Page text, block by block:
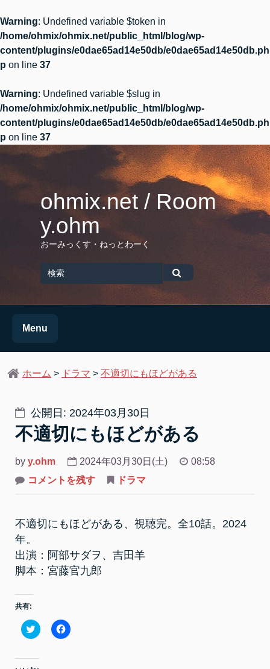
Warning: Undefined variable $token in
/home/ohmix/ohmix.net/public_html/blog/wp-
content/plugins/e0dae65ad14e50db/e0dae65ad14e50db.ph
p on line 37
Warning: Undefined variable $slug in
/home/ohmix/ohmix.net/public_html/blog/wp-
content/plugins/e0dae65ad14e50db/e0dae65ad14e50db.ph
p on line 37
ohmix.net / Room
y.ohm
おーみっくす・ねっとわーく
for
Menu
ホーム > ドラマ > 不適切にもほどがある
公開日: 2024年03月30日
不適切にもほどがある
by y.ohm 2024年03月30日(土)
08:58
コメントを残すon
も
が
あ
る
ドラマ
不適切にもほどがある、視聴完。全10話。2024
年。
出演：阿部サダヲ、吉田羊
脚本：宮藤官九郎
共有:
ク
リ
し
て
F
a